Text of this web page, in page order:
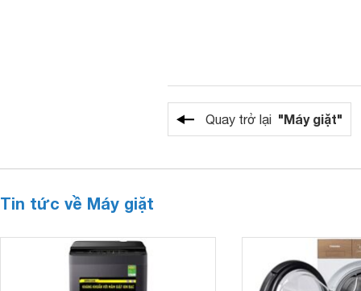
Quay trở lại "Máy giặt"
Tin tức về Máy giặt